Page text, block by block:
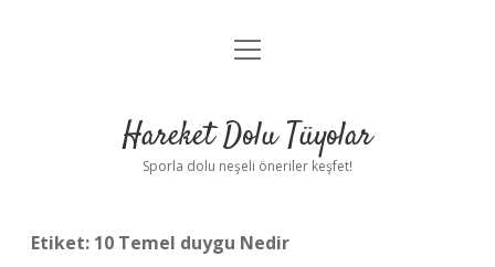
Anasayfa
Yasal Uyarı
menüyü
Hareket Dolu Tüyolar
Sporla dolu neşeli öneriler keşfet!
Etiket: 10 Temel duygu Nedir